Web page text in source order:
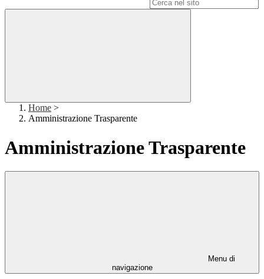
Home >
Amministrazione Trasparente
Amministrazione Trasparente
Menu di
navigazione